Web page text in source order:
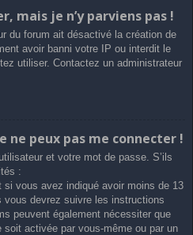
mais je n’y parviens pas !
du forum ait désactivé la création de
avoir banni votre IP ou interdit le
utiliser. Contactez un administrateur
ne peux pas me connecter !
et votre mot de passe. S’ils
:
vous avez indiqué avoir moins de 13
vous devrez suivre les instructions
peuvent également nécessiter que
activée par vous-même ou par un